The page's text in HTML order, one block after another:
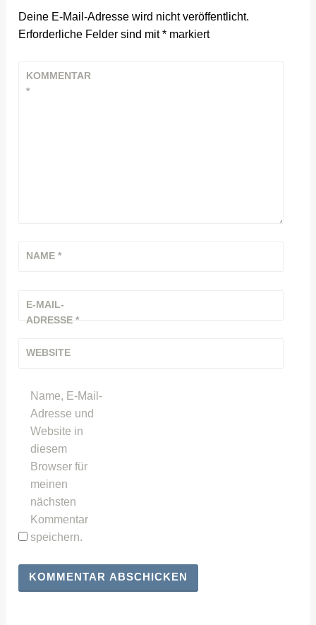
Deine E-Mail-Adresse wird nicht veröffentlicht.
Erforderliche Felder sind mit* markiert
KOMMENTAR
*
NAME*
E-MAIL-
ADRESSE*
WEBSITE
Name, E-Mail-
Adresse und
Website in
diesem
Browser für
meinen
nächsten
Kommentar
speichern.